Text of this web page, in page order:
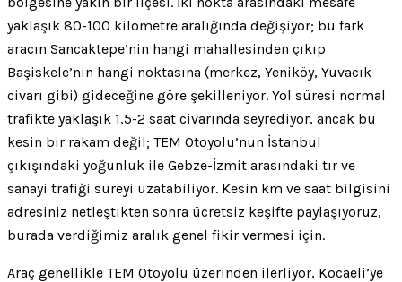
yaklaşık 80-100 kilometre aralığında değişiyor; bu fark
aracın Sancaktepe’nin hangi mahallesinden çıkıp
Başiskele’nin hangi noktasına (merkez, Yeniköy, Yuvacık
civarı gibi) gideceğine göre şekilleniyor. Yol süresi normal
trafikte yaklaşık 1,5-2 saat civarında seyrediyor, ancak bu
kesin bir rakam değil; TEM Otoyolu’nun İstanbul
çıkışındaki yoğunluk ile Gebze-İzmit arasındaki tır ve
sanayi trafiği süreyi uzatabiliyor. Kesin km ve saat bilgisini
adresiniz netleştikten sonra ücretsiz keşifte paylaşıyoruz,
burada verdiğimiz aralık genel fikir vermesi için.
Araç genellikle TEM Otoyolu üzerinden ilerliyor, Kocaeli’ye